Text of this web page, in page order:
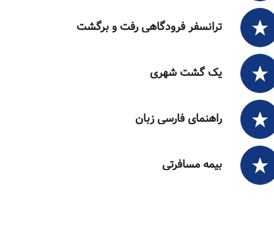
ترانسفر فرودگاهی رفت و برگشت
یک گشت شهری
راهنمای فارسی زبان
بیمه مسافرتی